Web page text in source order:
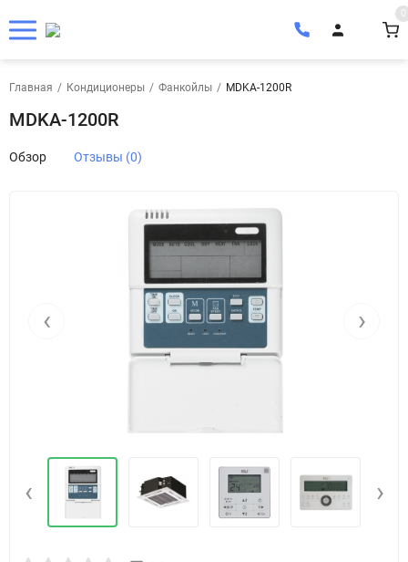
0
Главная / Кондиционеры / Фанкойлы / MDKA-1200R
MDKA-1200R
Обзор Отзывы (0)
‹ ›
‹ ›